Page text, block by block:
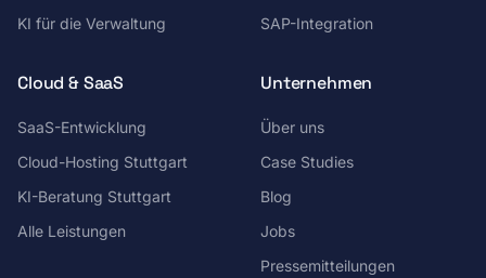
KI für die Verwaltung
SAP-Integration
Cloud & SaaS
SaaS-Entwicklung
Cloud-Hosting Stuttgart
KI-Beratung Stuttgart
Alle Leistungen
Unternehmen
Über uns
Case Studies
Blog
Jobs
Pressemitteilungen